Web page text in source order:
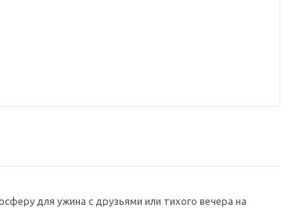
для ужина с друзьями или тихого вечера на